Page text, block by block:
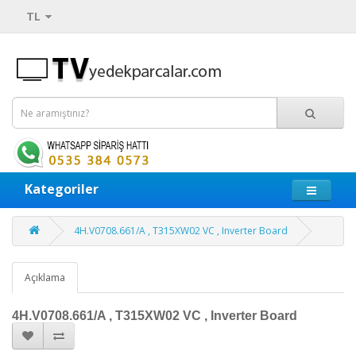
TL
Kategoriler
4H.V0708.661/A , T315XW02 VC , Inverter Board
Açıklama
4H.V0708.661/A , T315XW02 VC , Inverter Board